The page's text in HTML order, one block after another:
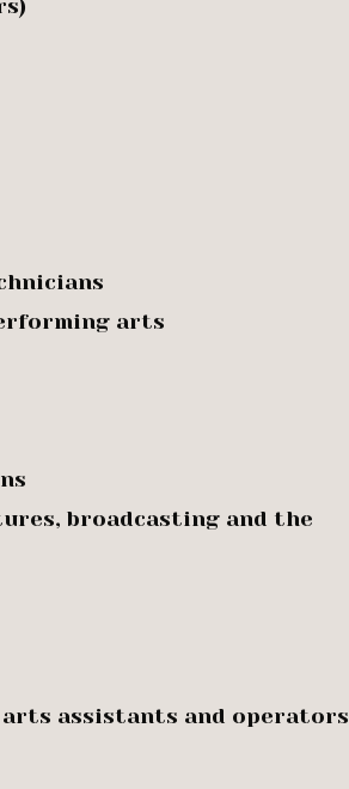
arts
broadcasting and the
assistants and operators